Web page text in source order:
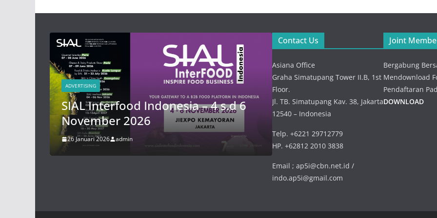
ADVERTISING
SIAL Interfood Indonesia – 4 s.d 6
November 2026
26 Januari 2026 admin
SEAFOOD SHOW of ASIA – 4
NOVEMBER 2026
26 Januari 2026 admin
Contact Us
Asiana Office
Graha Simatupang Tower II.B, 1st
Floor.
Jl. TB. Simatupang Kav. 38, Jakarta
12540 – Indonesia
Telp. +6221 29712779
HP. +62812 2010 3838
Email ; ap5i@cbn.net.id /
indo.ap5i@gmail.com
Joint
Bergabung
Mendownload
Pendaftaran
DOWNLOAD
Peresmian
Ocean Institute
of Indonesia (
OII ) – 21 Juli
2026
Kick
Rencana
Impor
2026